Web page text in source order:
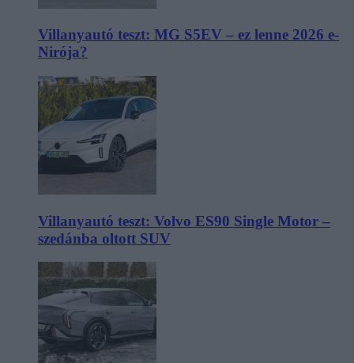
Villanyautó teszt: MG S5EV – ez lenne 2026 e-
Nirója?
Villanyautó teszt: Volvo ES90 Single Motor –
szedánba oltott SUV